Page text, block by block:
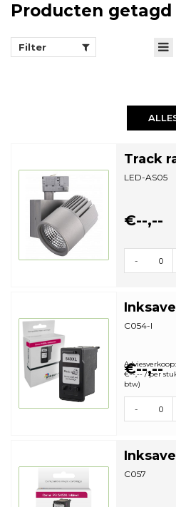
Producten
Filter
Track
LED-AS05
€--,--
-
C054-I
€--,--
Adviesverkoop:
€--,-- / per
btw)
-
C057